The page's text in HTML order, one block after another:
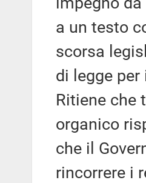
a un testo
scorsa
di legge
Ritiene che
organico
che il
rincorrere i